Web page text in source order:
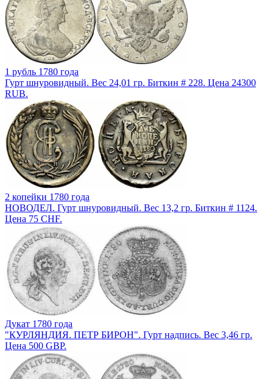
1 рубль 1780 года
Гурт шнуровидный. Вес 24,01 гр. Биткин # 228. Цена 24300
RUB.
2 копейки 1780 года
НОВОДЕЛ. Гурт шнуровидный. Вес 13,2 гр. Биткин # 1124.
Цена 75 CHF.
Дукат 1780 года
"КУРЛЯНДИЯ. ПЕТР БИРОН". Гурт надпись. Вес 3,46 гр.
Цена 500 GBP.